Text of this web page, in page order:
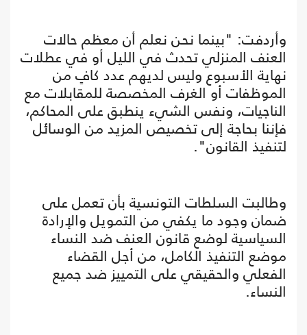
وأردفت: "بينما نحن نعلم أن معظم حالات
العنف المنزلي تحدث في الليل أو في عطلات
نهاية الأسبوع وليس لديهم عدد كافٍ من
الموظفات أو الغرف المخصصة للمقابلات مع
الناجيات، ونفس الشيء ينطبق على المحاكم،
فإننا بحاجة إلى تخصيص المزيد من الوسائل
لتنفيذ القانون".
وطالبت السلطات التونسية بأن تعمل على
ضمان وجود ما يكفي من التمويل والإرادة
السياسية لوضع قانون العنف ضد النساء
موضع التنفيذ الكامل، من أجل القضاء
الفعلي والحقيقي على التمييز ضد جميع
النساء.